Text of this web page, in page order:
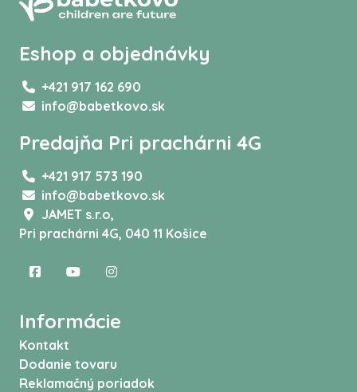
Eshop a objednávky
+421 917 162 690
info@babetkovo.sk
Predajňa Pri prachárni 4G
+421 917 573 190
info@babetkovo.sk
JAMET s.r.o,
Pri prachárni 4G, 040 11 Košice
Informácie
Kontakt
Dodanie tovaru
Reklamačný poriadok